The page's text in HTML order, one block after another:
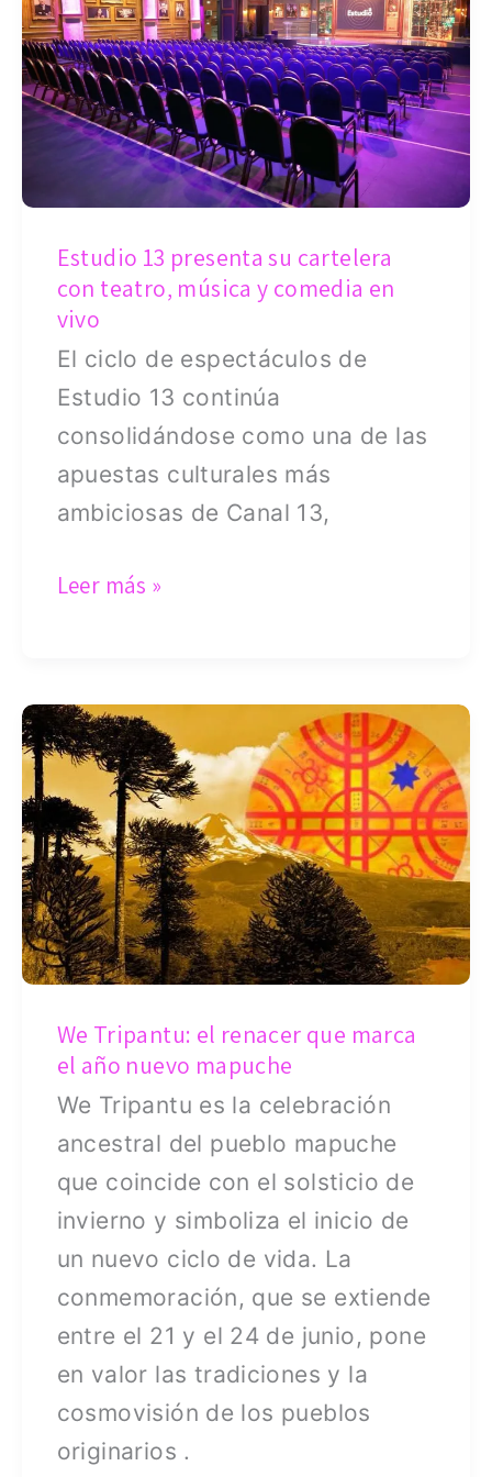
Estudio 13 presenta su cartelera
con teatro, música y comedia en
vivo
El ciclo de espectáculos de
Estudio 13 continúa
consolidándose como una de las
apuestas culturales más
ambiciosas de Canal 13,
su
cartelera
con
teatro,
música
comedia
en
vivo
Leer más »
We Tripantu: el renacer que marca
el año nuevo mapuche
We Tripantu es la celebración
ancestral del pueblo mapuche
que coincide con el solsticio de
invierno y simboliza el inicio de
un nuevo ciclo de vida. La
conmemoración, que se extiende
entre el 21 y el 24 de junio, pone
en valor las tradiciones y la
cosmovisión de los pueblos
originarios .
We
Tripantu:
el
renacer
que
marca
el
año
nuevo
mapuche